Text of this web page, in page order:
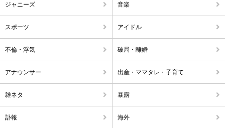
ジャニーズ 音楽
スポーツ アイドル
不倫・浮気 破局・離婚
アナウンサー 出産・ママタレ・子育て
雑ネタ 暴露
訃報 海外